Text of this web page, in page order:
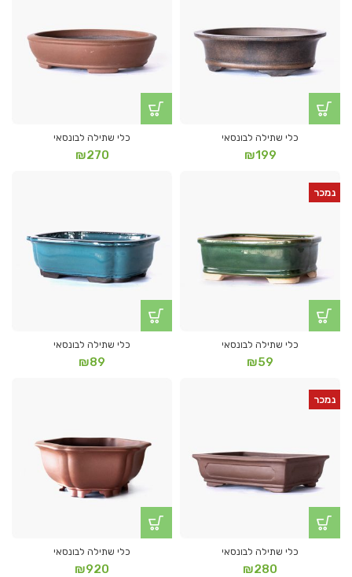
כלי שתילה לבונסאי
₪199
כלי שתילה לבונסאי
₪270
נמכר
כלי שתילה לבונסאי
₪59
כלי שתילה לבונסאי
₪89
נמכר
כלי שתילה לבונסאי
₪280
כלי שתילה לבונסאי
₪920